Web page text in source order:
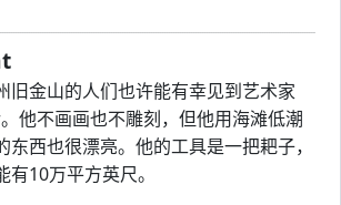
旧金山的人们也许能有幸见到艺术家
他不画画也不雕刻，但他用海滩低潮
东西也很漂亮。他的工具是一把耙子，
10万平方英尺。